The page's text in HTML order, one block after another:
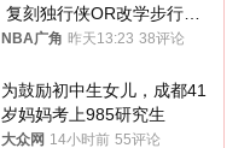
复刻独行侠OR改学步行
者？
NBA广角 昨天13:23 38评论
为鼓励初中生女儿，成都41
岁妈妈考上985研究生
大众网 14小时前 55评论